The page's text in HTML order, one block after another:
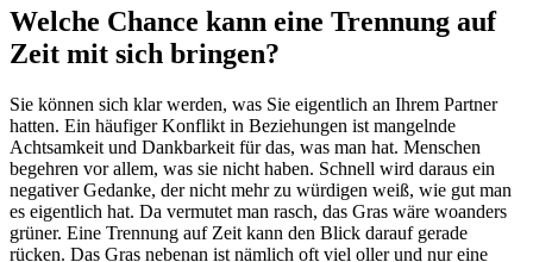
Welche Chance kann eine Trennung auf
Zeit mit sich bringen?
Sie können sich klar werden, was Sie eigentlich an Ihrem Partner
hatten. Ein häufiger Konflikt in Beziehungen ist mangelnde
Achtsamkeit und Dankbarkeit für das, was man hat. Menschen
begehren vor allem, was sie nicht haben. Schnell wird daraus ein
negativer Gedanke, der nicht mehr zu würdigen weiß, wie gut man
es eigentlich hat. Da vermutet man rasch, das Gras wäre woanders
grüner. Eine Trennung auf Zeit kann den Blick darauf gerade
rücken. Das Gras nebenan ist nämlich oft viel oller und nur eine